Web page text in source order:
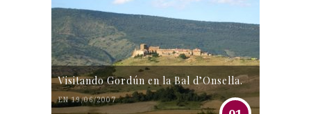
Visitando Gordún en la Bal d’Onsella.
EN 19/06/2007